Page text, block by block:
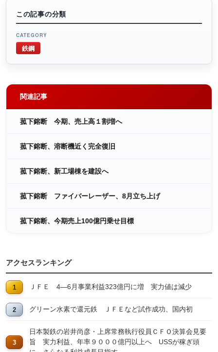
この記事の分類
CATEGORY
鉄鋼
関連記事
菰下鎔断 今期、売上高１割増へ
菰下鎔断、溶断機近く完全復旧
菰下鎔断、新工場棟を建設へ
菰下鎔断 ファイバーレーザー、8月立ち上げ
菰下鎔断、今期売上100億円乗せ目標
アクセスランキング
ＪＦＥ 4―6月事業利益323億円に増 実力値は減少
グリーン水素で還元鉄 ＪＦＥなど試作成功、国内初
日本製鉄の岩井尚彦・上席常務執行役員ＣＦＯ決算会見要
旨 実力利益、年率９０００億円以上へ USSが稼ぎ頭